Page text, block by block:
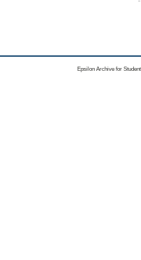
Epsilon Archive for